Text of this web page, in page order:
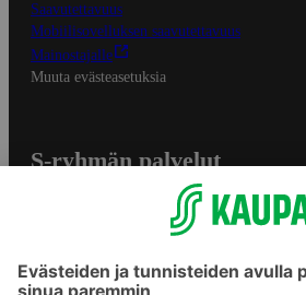
Saavutettavuus
Mobiilisovelluksen saavutettavuus
Mainostajalle
Muuta evästeasetuksia
S-ryhmän palvelut
Yhteishyvä Ruoka -sovellus